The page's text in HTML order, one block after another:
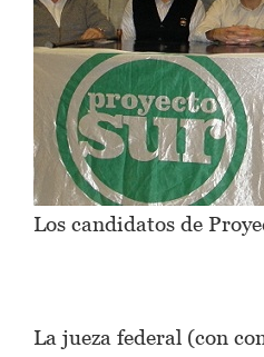
Los candidatos de
La jueza federal (con